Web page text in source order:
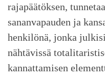
rajapäätöksen,
sananvapauden ja
henkilönä, jonka
nähtävissä
kannattamisen